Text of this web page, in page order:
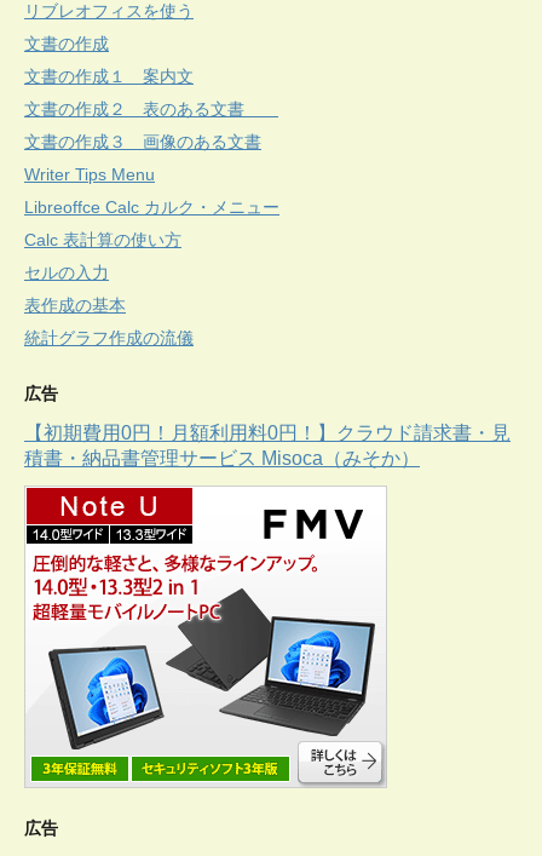
リブレオフィスを使う
文書の作成
文書の作成１ 案内文
文書の作成２ 表のある文書
文書の作成３ 画像のある文書
Writer Tips Menu
Libreoffce Calc カルク・メニュー
Calc 表計算の使い方
セルの入力
表作成の基本
統計グラフ作成の流儀
広告
【初期費用0円！月額利用料0円！】クラウド請求書・見
積書・納品書管理サービス Misoca（みそか）
広告